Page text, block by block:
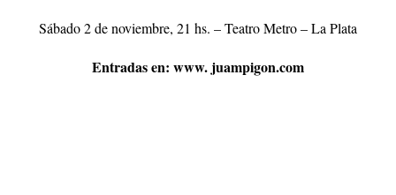
Sábado 2 de noviembre, 21 hs. – Teatro Metro – La Plata
Entradas en: www. juampigon.com